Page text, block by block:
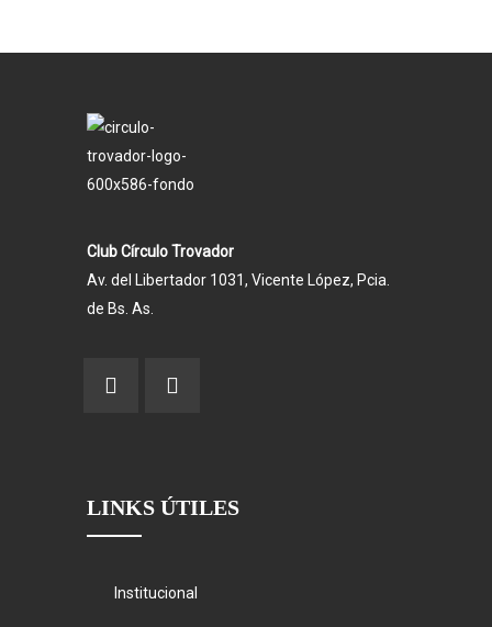
Club Círculo Trovador
Av. del Libertador 1031, Vicente López, Pcia.
de Bs. As.
LINKS ÚTILES
Institucional